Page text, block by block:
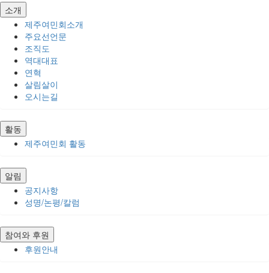
소개
제주여민회소개
주요선언문
조직도
역대대표
연혁
살림살이
오시는길
활동
제주여민회 활동
알림
공지사항
성명/논평/칼럼
참여와 후원
후원안내